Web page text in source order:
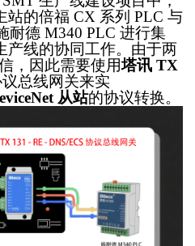
站的倍福 CX 系列 PLC 与
耐德 M340 PLC 进行集
产线的协同工作。由于两
，因此需要使用塔讯 TX
总线网关来实
从站的协议转换。